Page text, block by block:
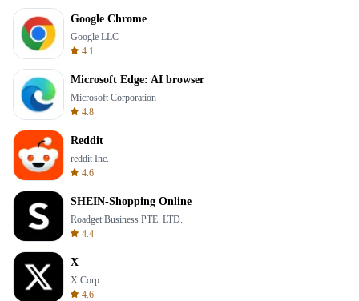
Google Chrome
Google LLC
4.1
Microsoft Edge: AI browser
Microsoft Corporation
4.8
Reddit
reddit Inc.
4.6
SHEIN-Shopping Online
Roadget Business PTE. LTD.
4.4
X
X Corp.
4.6